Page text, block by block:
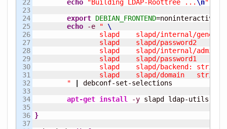
22
23
24
25
26
27
28
29
30
31
32
33
34
35
36
37
echo
"Building LDAP-Roottree ... \n"
export DEBIAN_FRONTEND=noninteractive
echo
-e "
slapd    slapd/internal/
slapd    slapd/password2
slapd    slapd/internal/
slapd    slapd/password1
	"
debconf-set-selections
apt-get install
-y slapd ldap-utils
}